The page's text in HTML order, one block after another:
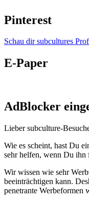
Pinterest
Schau dir subcultures
E-Paper
AdBlocker
Lieber subculture-
Wie es scheint, hast Du
sehr helfen, wenn Du ihn
Wir wissen wie sehr
beeinträchtigen kann.
penetrante Werbeformen